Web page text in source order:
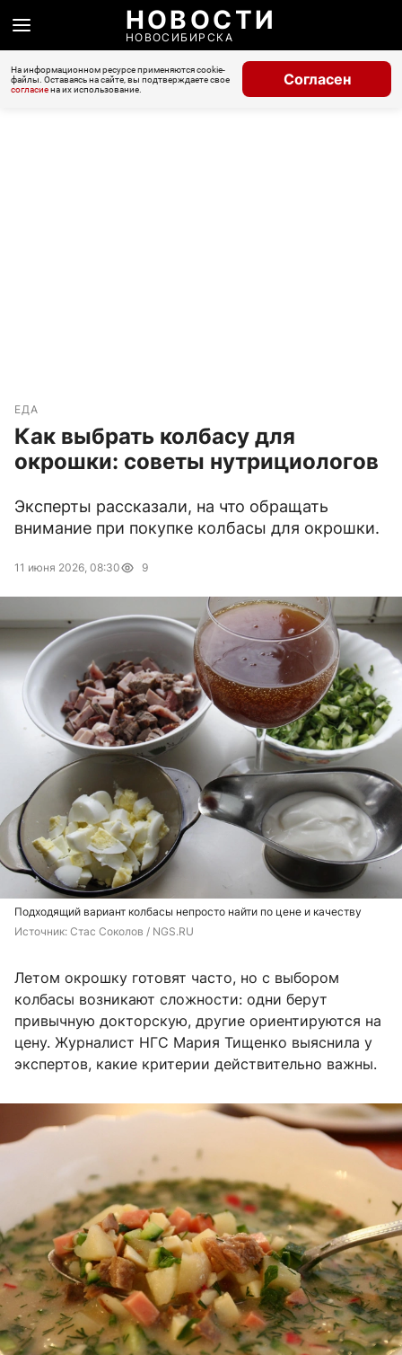
НОВОСТИ
НОВОСИБИРСКА
На информационном ресурсе применяются cookie-
файлы. Оставаясь на сайте, вы подтверждаете свое
согласиена их использование.
Согласен
ЕДА
Как выбрать колбасу для
окрошки: советы нутрициологов
Эксперты рассказали, на что обращать
внимание при покупке колбасы для окрошки.
11 июня 2026, 08:30 9
Подходящий вариант колбасы непросто найти по цене и качеству
Источник: Стас Соколов / NGS.RU
Летом окрошку готовят часто, но с выбором
колбасы возникают сложности: одни берут
привычную докторскую, другие ориентируются на
цену. Журналист НГС Мария Тищенко выяснила у
экспертов, какие критерии действительно важны.